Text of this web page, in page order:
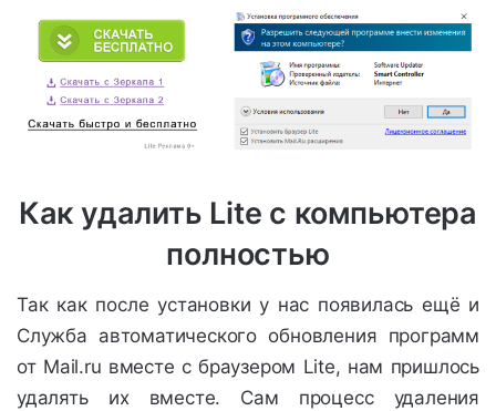
Как удалить Lite с компьютера
полностью
Так как после установки у нас появилась ещё и
Служба автоматического обновления программ
от Mail.ru вместе с браузером Lite, нам пришлось
удалять их вместе. Сам процесс удаления